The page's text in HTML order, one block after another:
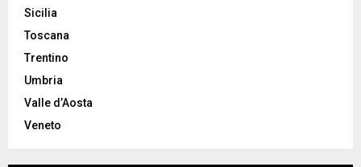
Sicilia
Toscana
Trentino
Umbria
Valle d’Aosta
Veneto